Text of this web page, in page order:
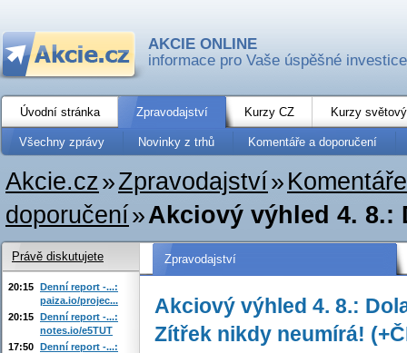
AKCIE ONLINE
informace pro Vaše úspěšné investice
Úvodní stránka Zpravodajství Kurzy CZ Kurzy
Všechny zprávy Novinky z trhů Komentáře a doporučení
Akcie.cz»Zpravodajství»
doporučení»Akciový výhled 4. 8.:
Zpravodajství
Akciový výhled 4. 8.:
Zítřek nikdy neumírá!
Právě diskutujete
20:15 Denní report -...:
paiza.io/projec...
20:15 Denní report -...:
notes.io/e5TUT
17:50 Denní report -...: